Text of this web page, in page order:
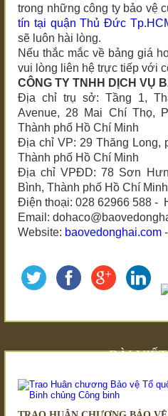
trong những công ty bảo vệ
tín tại quận Thủ Đức
sẽ luôn hài lòng.
Nếu thắc mắc về bảng giá
vui lòng liên hệ trực tiếp với
CÔNG TY TNHH DỊCH VỤ
Địa chỉ trụ sở: Tầng 1,
Avenue, 28 Mai Chí Thọ,
Thành phố Hồ Chí Minh
Địa chỉ VP: 29 Thăng Long,
Thành phố Hồ Chí Minh
Địa chỉ VPĐD: 78 Sơn
Bình, Thành phố Hồ Chí Minh
Điện thoại: 028 62966 588 -
Email:
Website: baovedonghai.com -
BÀI